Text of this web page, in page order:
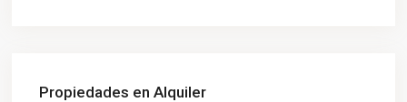
Propiedades en Alquiler